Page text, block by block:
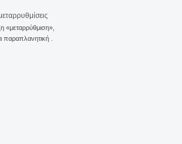
παραπλανητική .